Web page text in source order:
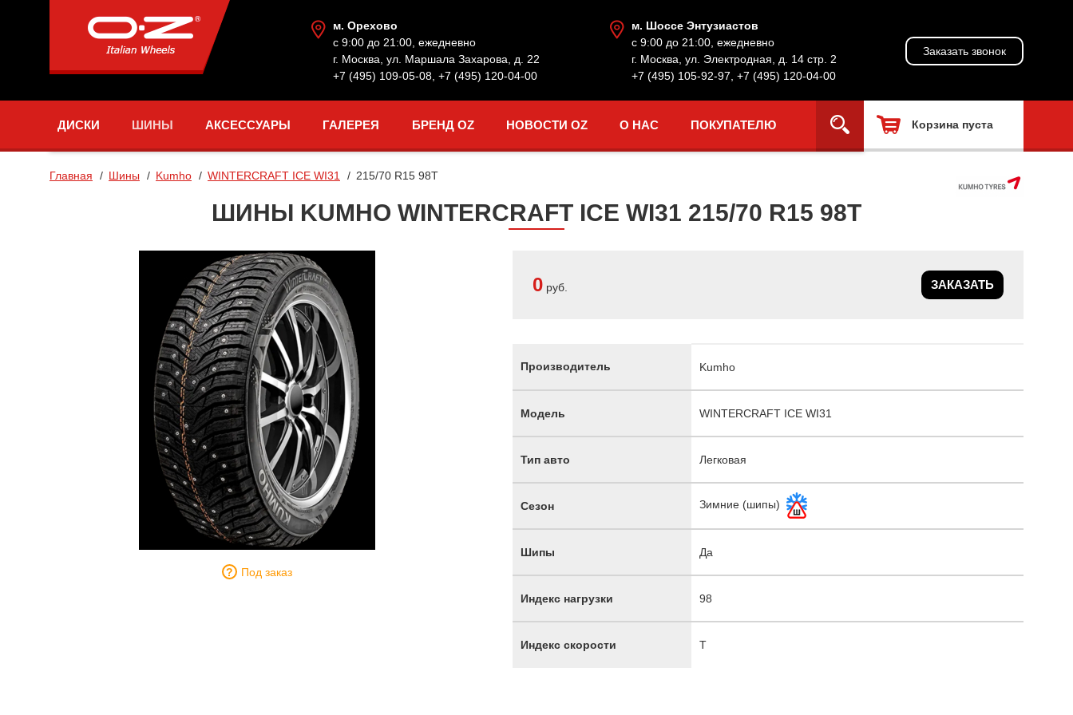
м. Орехово
с 9:00 до 21:00, ежедневно
г. Москва, ул. Маршала Захарова, д. 22
+7 (495) 109-05-08 +7 (495) 120-04-00
м. Шоссе Энтузиастов
с 9:00 до 21:00, ежедневно
г. Москва, ул. Электродная, д. 14 стр. 2
+7 (495) 105-92-97 +7 (495) 120-04-00
Заказать звонок
ДИСКИ ШИНЫ АКСЕССУАРЫ ГАЛЕРЕЯ БРЕНД OZ НОВОСТИ OZ О НАС ПОКУПАТЕЛЮ Корзина пуста
Главная Шины Kumho WINTERCRAFT ICE WI31 215/70 R15 98T
ШИНЫ KUMHO WINTERCRAFT ICE WI31 215/70 R15 98T
Под заказ
0 руб. ЗАКАЗАТЬ
Производитель Kumho
Модель WINTERCRAFT ICE WI31
Тип авто Легковая
Сезон Зимние (шипы)
Шипы Да
Индекс нагрузки 98
Индекс скорости T